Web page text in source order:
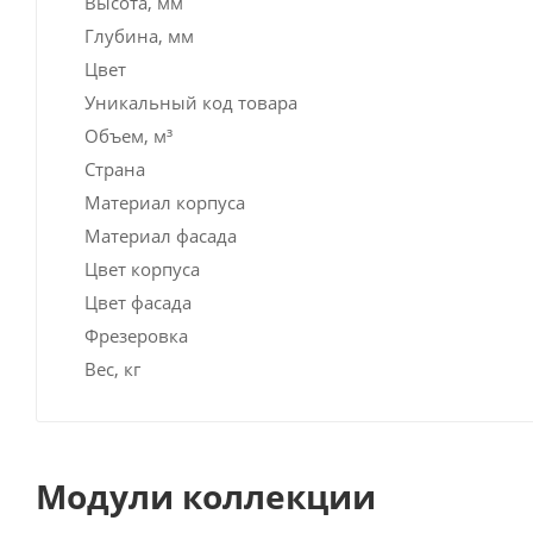
Глубина, мм
Цвет
Уникальный код товара
Объем, м³
Страна
Материал корпуса
Материал фасада
Цвет корпуса
Цвет фасада
Фрезеровка
Вес, кг
Модули коллекции